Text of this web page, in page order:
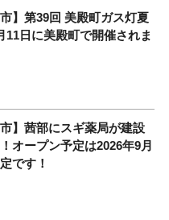
市】第39回 美殿町ガス灯夏
11日に美殿町で開催されま
市】茜部にスギ薬局が建設
オープン予定は2026年9月
です！